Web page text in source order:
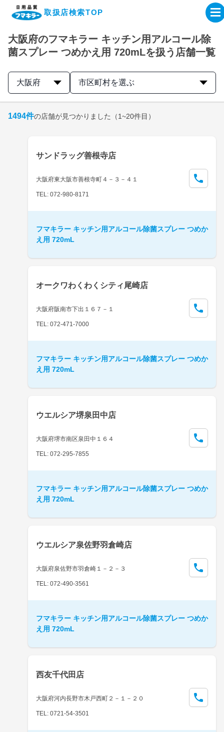
取扱店検索TOP
企業・IR情報サイト
製品情報サイト
取扱店検索はこちら
大阪府のフマキラー キッチン用アルコール除
菌スプレー つめかえ用 720mLを扱う店舗一覧
大阪府 市区町村を選ぶ
1494件の店舗が見つかりました （1~20件目）
サンドラッグ善根寺店
大阪府東大阪市善根寺町４－３－４１
TEL: 072-980-8171
フマキラー キッチン用アルコール除菌スプレー つめか
え用 720mL
オークワわくわくシティ尾崎店
大阪府阪南市下出１６７－１
TEL: 072-471-7000
フマキラー キッチン用アルコール除菌スプレー つめか
え用 720mL
ウエルシア堺泉田中店
大阪府堺市南区泉田中１６４
TEL: 072-295-7855
フマキラー キッチン用アルコール除菌スプレー つめか
え用 720mL
ウエルシア泉佐野羽倉崎店
大阪府泉佐野市羽倉崎１－２－３
TEL: 072-490-3561
フマキラー キッチン用アルコール除菌スプレー つめか
え用 720mL
西友千代田店
大阪府河内長野市木戸西町２－１－２０
TEL: 0721-54-3501